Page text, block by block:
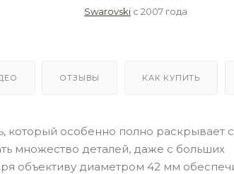
Swarovski с 2007 года
ОТЗЫВЫ КАК КУПИТЬ
который особенно полно раскрывает
множество деталей, даже с больших
объективу диаметром 42 мм